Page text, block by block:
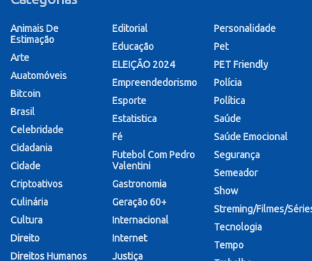
Animais De
Estimação
Arte
Auatomóveis
Bitcoin
Brasil
Celebridade
Cidadania
Cidade
Criptoativos
Culinária
Cultura
Direito
Direitos Humanos
Editorial
Educação
ELEIÇÃO 2024
Empreendedorismo
Esporte
Estatistica
Fé
Futebol Com Pedro
Valentini
Gastronomia
Geração 60+
Internacional
Internet
Justiça
Personalidade
Pet
PET Friendly
Polícia
Política
Saúde
Saúde Emocional
Segurança
Semeador
Show
Streming/Filmes/
Tecnologia
Tempo